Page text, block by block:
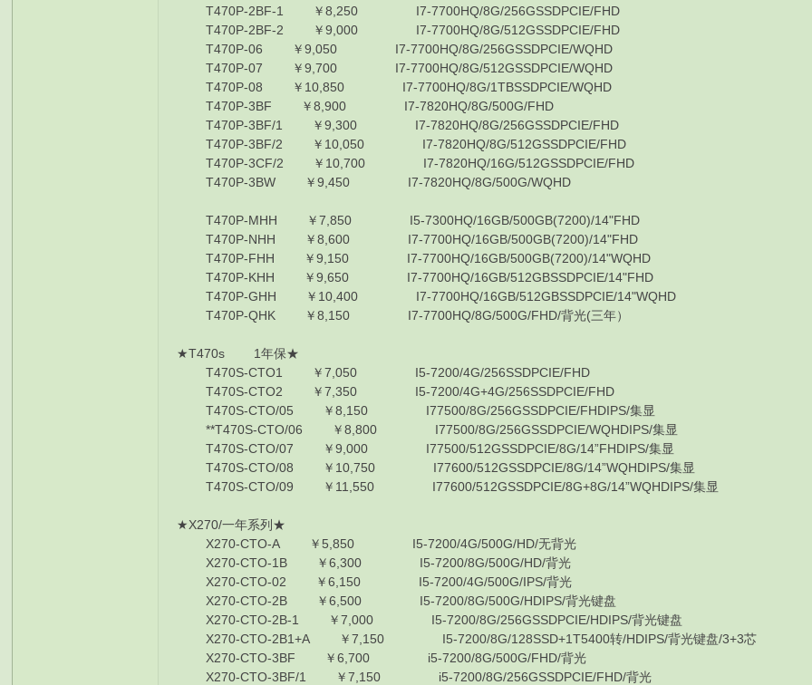
T470P-2BF-1 ￥8,250 I7-7700HQ/8G/256GSSDPCIE/FHD
T470P-2BF-2 ￥9,000 I7-7700HQ/8G/512GSSDPCIE/FHD
T470P-06 ￥9,050 I7-7700HQ/8G/256GSSDPCIE/WQHD
T470P-07 ￥9,700 I7-7700HQ/8G/512GSSDPCIE/WQHD
T470P-08 ￥10,850 I7-7700HQ/8G/1TBSSDPCIE/WQHD
T470P-3BF ￥8,900 I7-7820HQ/8G/500G/FHD
T470P-3BF/1 ￥9,300 I7-7820HQ/8G/256GSSDPCIE/FHD
T470P-3BF/2 ￥10,050 I7-7820HQ/8G/512GSSDPCIE/FHD
T470P-3CF/2 ￥10,700 I7-7820HQ/16G/512GSSDPCIE/FHD
T470P-3BW ￥9,450 I7-7820HQ/8G/500G/WQHD
T470P-MHH ￥7,850 I5-7300HQ/16GB/500GB(7200)/14"FHD
T470P-NHH ￥8,600 I7-7700HQ/16GB/500GB(7200)/14"FHD
T470P-FHH ￥9,150 I7-7700HQ/16GB/500GB(7200)/14"WQHD
T470P-KHH ￥9,650 I7-7700HQ/16GB/512GBSSDPCIE/14"FHD
T470P-GHH ￥10,400 I7-7700HQ/16GB/512GBSSDPCIE/14"WQHD
T470P-QHK ￥8,150 I7-7700HQ/8G/500G/FHD/背光(三年）
★T470s 1年保★
T470S-CTO1 ￥7,050 I5-7200/4G/256SSDPCIE/FHD
T470S-CTO2 ￥7,350 I5-7200/4G+4G/256SSDPCIE/FHD
T470S-CTO/05 ￥8,150 I77500/8G/256GSSDPCIE/FHDIPS/集显
**T470S-CTO/06 ￥8,800 I77500/8G/256GSSDPCIE/WQHDIPS/集显
T470S-CTO/07 ￥9,000 I77500/512GSSDPCIE/8G/14”FHDIPS/集显
T470S-CTO/08 ￥10,750 I77600/512GSSDPCIE/8G/14”WQHDIPS/集显
T470S-CTO/09 ￥11,550 I77600/512GSSDPCIE/8G+8G/14”WQHDIPS/集显
★X270/一年系列★
X270-CTO-A ￥5,850 I5-7200/4G/500G/HD/无背光
X270-CTO-1B ￥6,300 I5-7200/8G/500G/HD/背光
X270-CTO-02 ￥6,150 I5-7200/4G/500G/IPS/背光
X270-CTO-2B ￥6,500 I5-7200/8G/500G/HDIPS/背光键盘
X270-CTO-2B-1 ￥7,000 I5-7200/8G/256GSSDPCIE/HDIPS/背光键盘
X270-CTO-2B1+A ￥7,150 I5-7200/8G/128SSD+1T5400转/HDIPS/背光键盘/3+3芯
X270-CTO-3BF ￥6,700 i5-7200/8G/500G/FHD/背光
X270-CTO-3BF/1 ￥7,150 i5-7200/8G/256GSSDPCIE/FHD/背光